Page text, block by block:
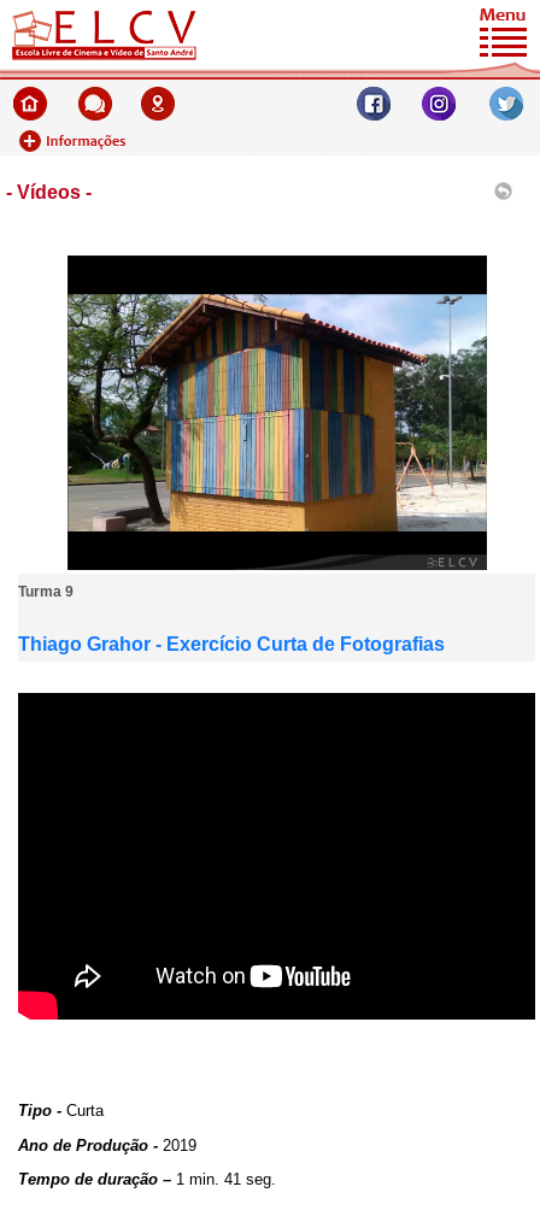
- Vídeos -
Turma 9
Thiago Grahor - Exercício Curta de Fotografias
Tipo - Curta
Ano de Produção - 2019
Tempo de duração – 1 min. 41 seg.